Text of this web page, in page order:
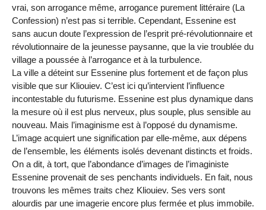
vrai, son arrogance même, arrogance purement littéraire (La
Confession) n’est pas si terrible. Cependant, Essenine est
sans aucun doute l’expression de l’esprit pré-révolutionnaire et
révolutionnaire de la jeunesse paysanne, que la vie troublée du
village a poussée à l’arrogance et à la turbulence.
La ville a déteint sur Essenine plus fortement et de façon plus
visible que sur Kliouiev. C’est ici qu’intervient l’influence
incontestable du futurisme. Essenine est plus dynamique dans
la mesure où il est plus nerveux, plus souple, plus sensible au
nouveau. Mais l’imaginisme est à l’opposé du dynamisme.
L’image acquiert une signification par elle-même, aux dépens
de l’ensemble, les éléments isolés devenant distincts et froids.
On a dit, à tort, que l’abondance d’images de l’imaginiste
Essenine provenait de ses penchants individuels. En fait, nous
trouvons les mêmes traits chez Kliouiev. Ses vers sont
alourdis par une imagerie encore plus fermée et plus immobile.